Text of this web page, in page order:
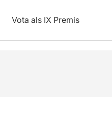
Vota als IX Premis